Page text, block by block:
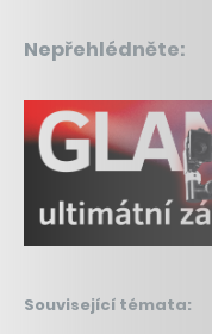
Nepřehlédněte:
Související témata: